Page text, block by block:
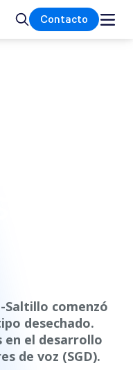
BuscarContacto
Saltillo comenzó
desechado.
en el desarrollo
de voz (SGD).